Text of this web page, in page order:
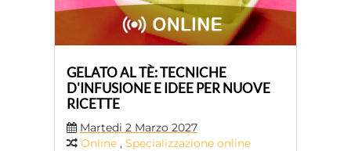
GELATO AL TÈ: TECNICHE
D'INFUSIONE E IDEE PER NUOVE
RICETTE
Martedi 2 Marzo 2027
Online , Specializzazione online